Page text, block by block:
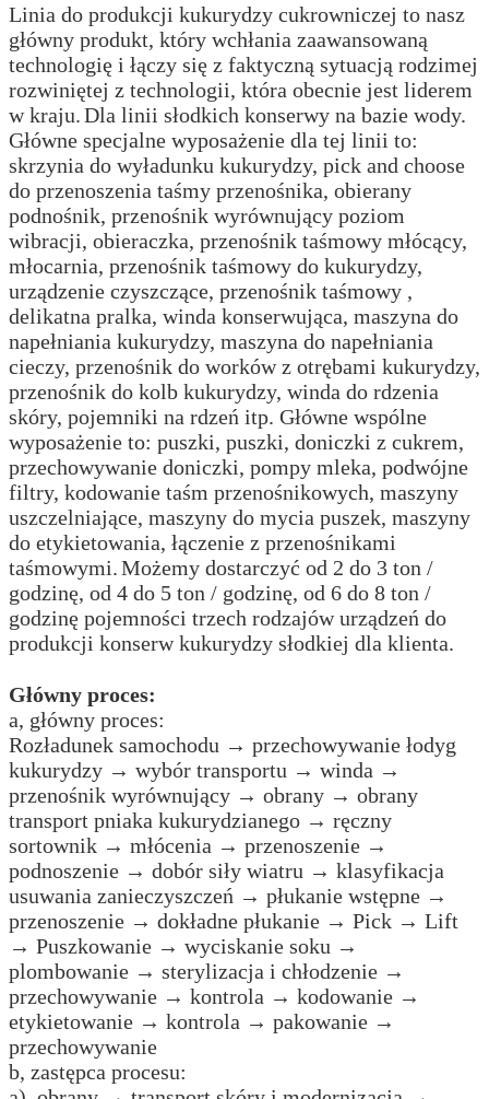
Linia do produkcji kukurydzy cukrowniczej to nasz
główny produkt, który wchłania zaawansowaną
technologię i łączy się z faktyczną sytuacją rodzimej
rozwiniętej z technologii, która obecnie jest liderem
w kraju.Dla linii słodkich konserwy na bazie wody.
Główne specjalne wyposażenie dla tej linii to:
skrzynia do wyładunku kukurydzy, pick and choose
do przenoszenia taśmy przenośnika, obierany
podnośnik, przenośnik wyrównujący poziom
wibracji, obieraczka, przenośnik taśmowy młócący,
młocarnia, przenośnik taśmowy do kukurydzy,
urządzenie czyszczące, przenośnik taśmowy ,
delikatna pralka, winda konserwująca, maszyna do
napełniania kukurydzy, maszyna do napełniania
cieczy, przenośnik do worków z otrębami kukurydzy,
przenośnik do kolb kukurydzy, winda do rdzenia
skóry, pojemniki na rdzeń itp. Główne wspólne
wyposażenie to: puszki, puszki, doniczki z cukrem,
przechowywanie doniczki, pompy mleka, podwójne
filtry, kodowanie taśm przenośnikowych, maszyny
uszczelniające, maszyny do mycia puszek, maszyny
do etykietowania, łączenie z przenośnikami
taśmowymi.Możemy dostarczyć od 2 do 3 ton /
godzinę, od 4 do 5 ton / godzinę, od 6 do 8 ton /
godzinę pojemności trzech rodzajów urządzeń do
produkcji konserw kukurydzy słodkiej dla klienta.
Główny proces:
a, główny proces:
Rozładunek samochodu → przechowywanie łodyg
kukurydzy → wybór transportu → winda →
przenośnik wyrównujący → obrany → obrany
transport pniaka kukurydzianego → ręczny
sortownik → młócenia → przenoszenie →
podnoszenie → dobór siły wiatru → klasyfikacja
usuwania zanieczyszczeń → płukanie wstępne →
przenoszenie → dokładne płukanie → Pick → Lift
→ Puszkowanie → wyciskanie soku →
plombowanie → sterylizacja i chłodzenie →
przechowywanie → kontrola → kodowanie →
etykietowanie → kontrola → pakowanie →
przechowywanie
b, zastępca procesu: